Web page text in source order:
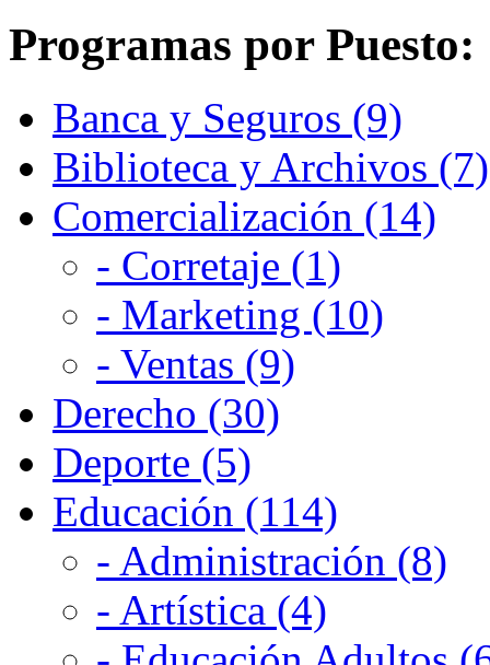
Programas por Puesto:
Banca y Seguros (9)
Biblioteca y Archivos (7)
Comercialización (14)
- Corretaje (1)
- Marketing (10)
- Ventas (9)
Derecho (30)
Deporte (5)
Educación (114)
- Administración (8)
- Artística (4)